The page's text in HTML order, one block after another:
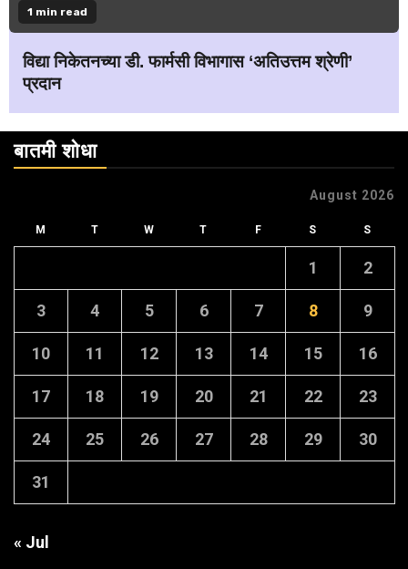
1 min read
विद्या निकेतनच्या डी. फार्मसी विभागास ‘अतिउत्तम श्रेणी’
प्रदान
बातमी शोधा
August 2026
M T W T F S S
1 2
3 4 5 6 7 8 9
10 11 12 13 14 15 16
17 18 19 20 21 22 23
24 25 26 27 28 29 30
31
« Jul